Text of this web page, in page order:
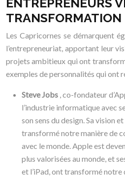
ENTREPRENEURS
Les Capricornes se démarquent
l’entrepreneuriat, apportant leur
projets ambitieux qui ont
exemples de personnalités qui ont
Steve Jobs , co-fondateur
l’industrie informatique avec
son sens du design. Sa vision
transformé notre manière de
avec le monde. Apple est
plus valorisées au monde, et
et l’iPad, ont transformé notre